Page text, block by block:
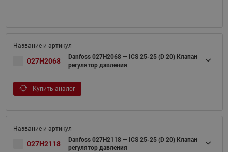
027H2068
Danfoss 027H2068 — ICS 25-25 (D 20) Клапан
регулятор давления
Купить аналог
027H2118
Danfoss 027H2118 — ICS 25-25 (D 20) Клапан
регулятор давления